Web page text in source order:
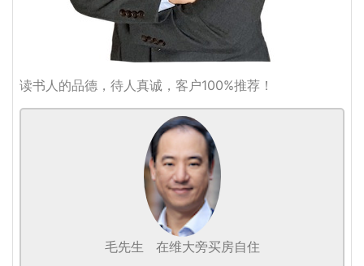
读书人的品德，待人真诚，客户100%推荐！
毛先生
在维大旁买房自住